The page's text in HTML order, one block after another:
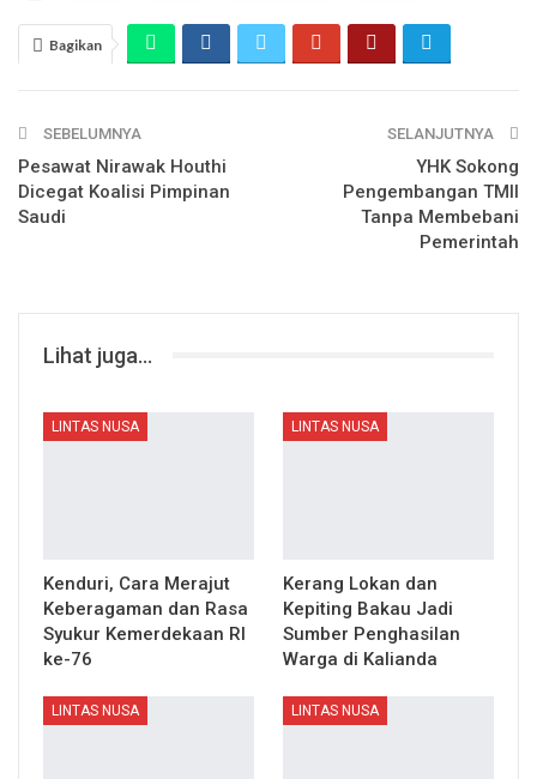
Bagikan
SEBELUMNYA
Pesawat Nirawak Houthi
Dicegat Koalisi Pimpinan
Saudi
SELANJUTNYA
YHK Sokong
Pengembangan TMII
Tanpa Membebani
Pemerintah
Lihat juga...
LINTAS NUSA
Kenduri, Cara Merajut
Keberagaman dan Rasa
Syukur Kemerdekaan RI
ke-76
LINTAS NUSA
Kerang Lokan dan
Kepiting Bakau Jadi
Sumber Penghasilan
Warga di Kalianda
LINTAS NUSA LINTAS NUSA